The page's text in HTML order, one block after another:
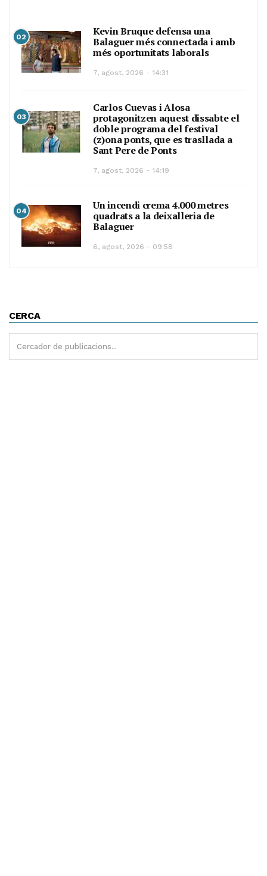
02
Kevin Bruque defensa una
Balaguer més connectada i amb
més oportunitats laborals
7, agost, 2026 - 14:31
03
Carlos Cuevas i Alosa
protagonitzen aquest dissabte el
doble programa del festival
(z)ona ponts, que es trasllada a
Sant Pere de Ponts
7, agost, 2026 - 14:19
04
Un incendi crema 4.000 metres
quadrats a la deixalleria de
Balaguer
6, agost, 2026 - 09:58
CERCA